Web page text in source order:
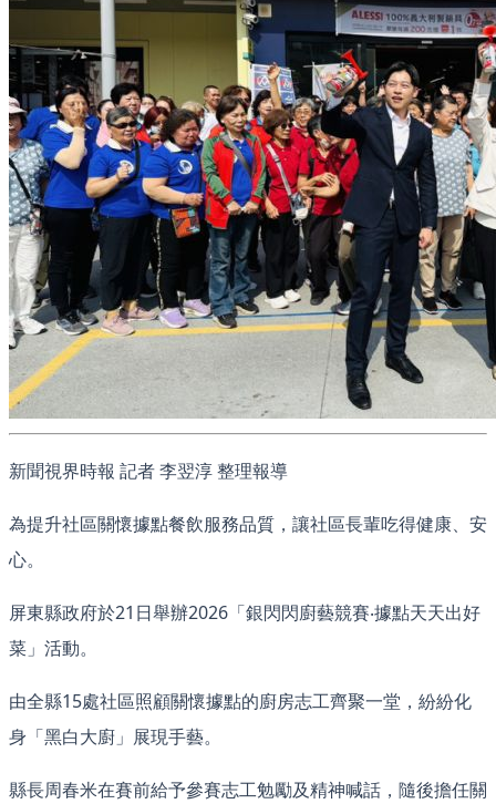
新聞視界時報 記者 李翌淳 整理報導
為提升社區關懷據點餐飲服務品質，讓社區長輩吃得健康、安
心。
屏東縣政府於21日舉辦2026「銀閃閃廚藝競賽‧據點天天出好
菜」活動。
由全縣15處社區照顧關懷據點的廚房志工齊聚一堂，紛紛化
身「黑白大廚」展現手藝。
縣長周春米在賽前給予參賽志工勉勵及精神喊話，隨後擔任關